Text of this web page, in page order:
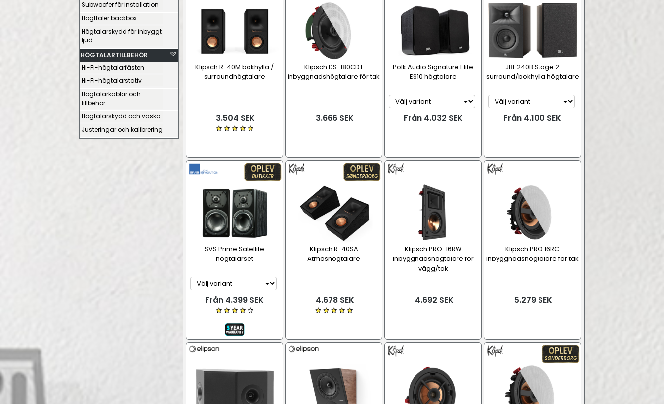
Subwoofer för installation
Högttaler backbox
Högtalarskydd för inbyggt
ljud
HÖGTALARTILLBEHÖR
Hi-Fi-högtalarfästen
Hi-Fi-högtalarstativ
Högtalarkablar och
tillbehör
Högtalarskydd och väska
Justeringar och kalibrering
Klipsch R-40M bokhylla /
surroundhögtalare
3.504 SEK
Klipsch DS-180CDT
inbyggnadshögtalare för tak
3.666 SEK
Polk Audio Signature Elite
ES10 högtalare
Från 4.032 SEK
JBL 240B Stage 2
surround/bokhylla högtalare
Från 4.100 SEK
SVS Prime Satellite
högtalarset
Från 4.399 SEK
Klipsch R-40SA
Atmoshögtalare
4.678 SEK
Klipsch PRO-16RW
inbyggnadshögtalare för
vägg/tak
4.692 SEK
Klipsch PRO 16RC
inbyggnadshögtalare för tak
5.279 SEK